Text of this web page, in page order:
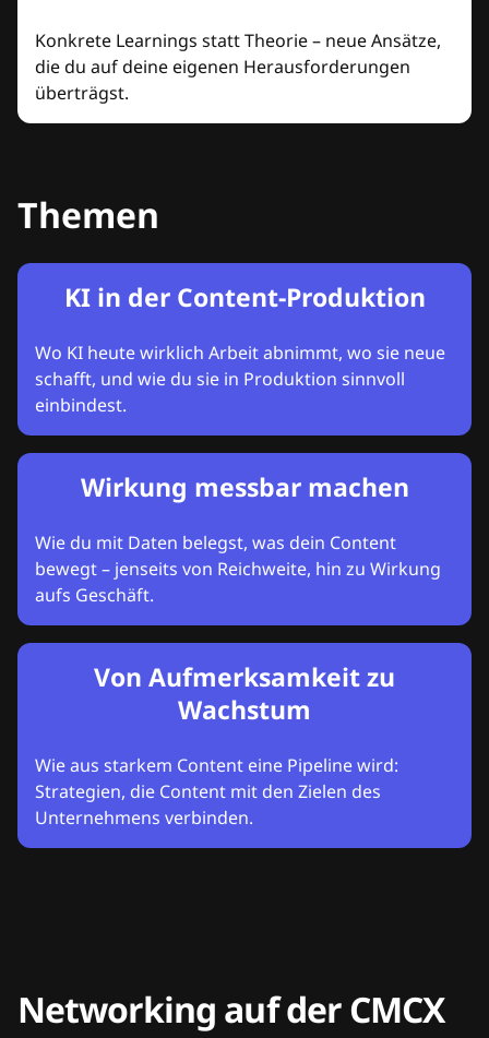
Konkrete Learnings statt Theorie – neue Ansätze,
die du auf deine eigenen Herausforderungen
überträgst.
Themen
KI in der Content-Produktion
Wo KI heute wirklich Arbeit abnimmt, wo sie neue
schafft, und wie du sie in Produktion sinnvoll
einbindest.
Wirkung messbar machen
Wie du mit Daten belegst, was dein Content
bewegt – jenseits von Reichweite, hin zu Wirkung
aufs Geschäft.
Von Aufmerksamkeit zu
Wachstum
Wie aus starkem Content eine Pipeline wird:
Strategien, die Content mit den Zielen des
Unternehmens verbinden.
Networking auf der CMCX